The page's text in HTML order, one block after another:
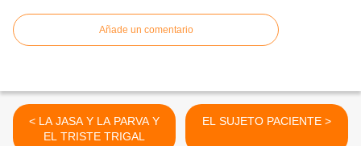
Añade un comentario
< LA JASA Y LA PARVA Y
EL TRISTE TRIGAL
EL SUJETO PACIENTE >